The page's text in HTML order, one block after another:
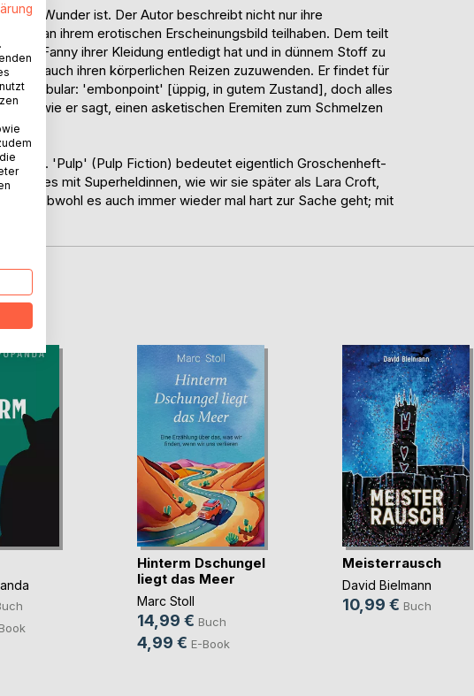
kein Wunder ist. Der Autor beschreibt nicht nur ihre
auch an ihrem erotischen Erscheinungsbild teilhaben. Dem teilt
sich Fanny ihrer Kleidung entledigt hat und in dünnem Stoff zu
nun auch ihren körperlichen Reizen zuzuwenden. Er findet für
Vokabular: 'embonpoint' [üppig, in gutem Zustand], doch alles
wie er sagt, einen asketischen Eremiten zum Schmelzen
'Pulp' (Pulp Fiction) bedeutet eigentlich Groschenheft-
Genres mit Superheldinnen, wie wir sie später als Lara Croft,
obwohl es auch immer wieder mal hart zur Sache geht; mit
Hinterm Dschungel
liegt das Meer
Marc Stoll
14,99 € Buch
4,99 € E-Book
Meisterrausch
David Bielmann
10,99 € Buch